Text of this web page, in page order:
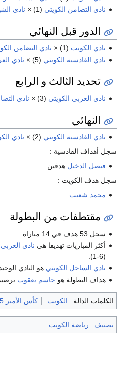
نادي التضامن الكويتي (1) × نادي
الدور قبل النهائي
نادي الكويت (1) × نادي التضامن
نادي القادسية الكويتي (5) × نادي
تحديد الثالث و الرابع
نادي العربي الكويتي (3) × نادي
النهائي
نادي القادسية الكويتي (2) × نادي
سجل أهداف القادسية :
فيصل الدخيل هدفين
سجل هدف الكويت :
محمد شعيب
مقتطفات من البطولة
سجل 53 هدف في 14 مباراة
أكثر المباريات تهديفا هي نادي
(6-1).
نادي الساحل الكويتي هو النادي
هداف البطولة هو جاسم يعقوب برصيد 5
الكلمات الدالة: الكويت كأس الأمير 1974/1975
تصنيف: رياضة الكويت